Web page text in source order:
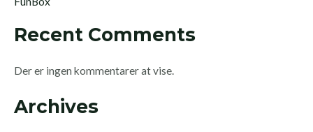
Recent Comments
Der er ingen kommentarer at vise.
Archives